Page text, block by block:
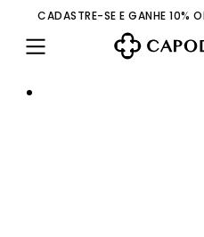
CADASTRE-SE E GANHE 10%